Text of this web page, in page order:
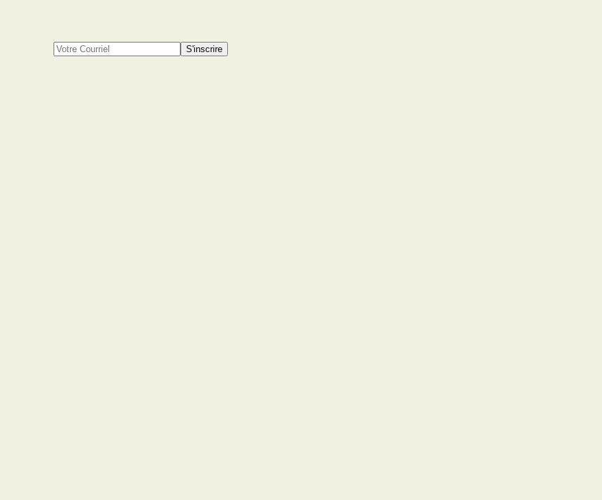
S'inscrire